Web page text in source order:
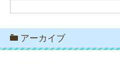
アーカイブ